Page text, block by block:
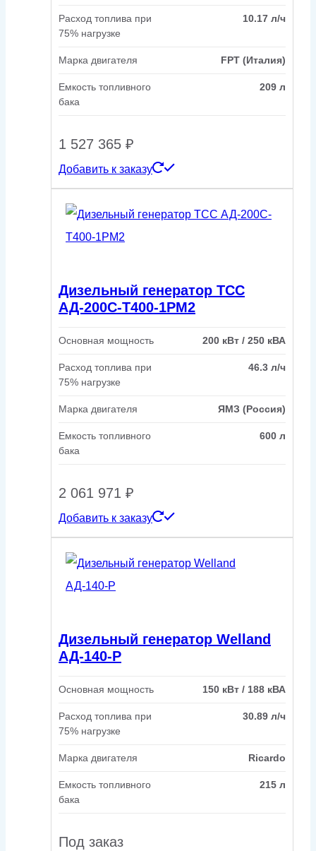
Расход топлива при
75% нагрузке
10.17 л/ч
Марка двигателя FPT (Италия)
Емкость топливного
бака
209 л
1 527 365 ₽
Добавить к заказу
Дизельный генератор ТСС
АД-200С-Т400-1РМ2
Основная мощность 200 кВт / 250 кВА
Расход топлива при
75% нагрузке
46.3 л/ч
Марка двигателя ЯМЗ (Россия)
Емкость топливного
бака
600 л
2 061 971 ₽
Добавить к заказу
Дизельный генератор Welland
АД-140-Р
Основная мощность 150 кВт / 188 кВА
Расход топлива при
75% нагрузке
30.89 л/ч
Марка двигателя Ricardo
Емкость топливного
бака
215 л
Под заказ